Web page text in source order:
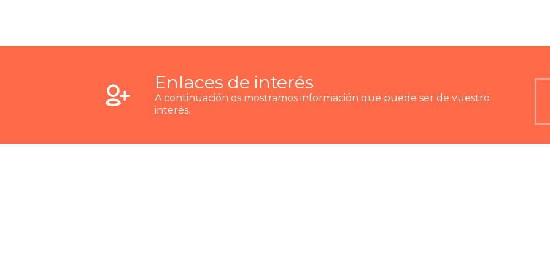
Enlaces de interés
A continuación os mostramos información que puede ser de vuestro
interés.